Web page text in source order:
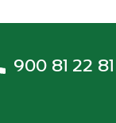
900 81 22 81